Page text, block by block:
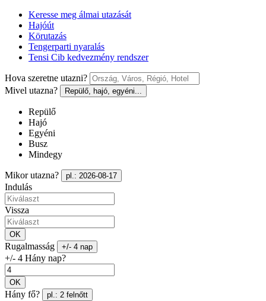
Keresse meg álmai utazását
Hajóút
Körutazás
Tengerparti nyaralás
Tensi Cib kedvezmény rendszer
Hova szeretne utazni?
Mivel utazna?
Repülő, hajó, egyéni...
Repülő
Hajó
Egyéni
Busz
Mindegy
Mikor utazna? pl.: 2026-08-17
Indulás
Vissza
OK
Rugalmasság +/- 4 nap
+/- 4 Hány nap?
OK
Hány fő? pl.: 2 felnőtt